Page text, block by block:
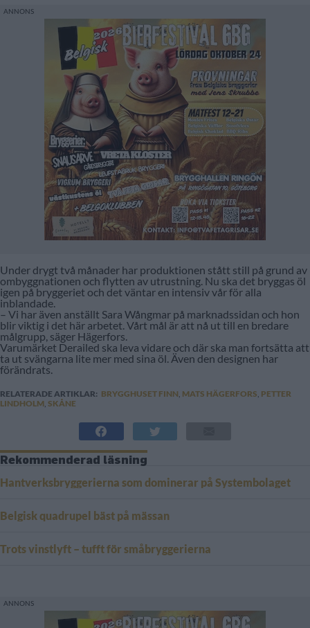
Under drygt två månader har produktionen stått still på grund av
ombyggnationen och flytten av utrustning. Nu ska det bryggas öl
igen på bryggeriet och det väntar en intensiv vår för alla
inblandade.
– Vi har även anställt Sara Wångmar på marknadssidan och hon
blir viktig i det här arbetet. Vårt mål är att nå ut till en bredare
målgrupp, säger Hägerfors.
Varumärket Derailed ska leva vidare och där ska man fortsätta att
ta ut svängarna lite mer med sina öl. Även den designen har
förändrats.
RELATERADE ARTIKLAR: BRYGGHUSET FINN, MATS HÄGERFORS, PETTER
LINDHOLM, SKÅNE
Rekommenderad läsning
Hantverksbryggerierna som dominerar på Systembolaget
Belgisk quadrupel bäst på mässan
Trots vinstlyft – tufft för småbryggerierna